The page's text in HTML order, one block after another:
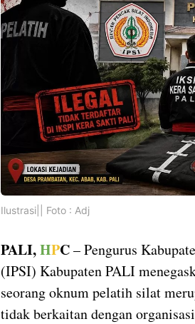
Ilustrasi|| Foto : Adj
PALI,HPC– Pengurus
(IPSI) Kabupaten PALI
seorang oknum pelatih silat
tidak berkaitan dengan